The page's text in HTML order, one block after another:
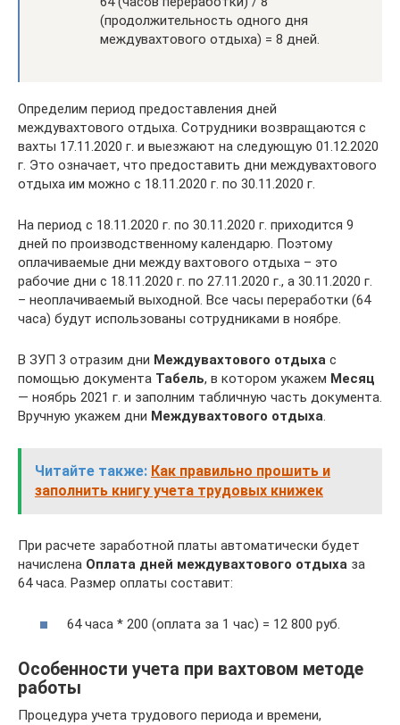
(продолжительность одного дня
междувахтового отдыха) = 8 дней.
Определим период предоставления дней
междувахтового отдыха. Сотрудники возвращаются с
вахты 17.11.2020 г. и выезжают на следующую 01.12.2020
г. Это означает, что предоставить дни междувахтового
отдыха им можно с 18.11.2020 г. по 30.11.2020 г.
На период с 18.11.2020 г. по 30.11.2020 г. приходится 9
дней по производственному календарю. Поэтому
оплачиваемые дни между вахтового отдыха – это
рабочие дни с 18.11.2020 г. по 27.11.2020 г., а 30.11.2020 г.
– неоплачиваемый выходной. Все часы переработки (64
часа) будут использованы сотрудниками в ноябре.
В ЗУП 3 отразим дни Междувахтового отдыха с
помощью документа Табель, в котором укажем Месяц
— ноябрь 2021 г. и заполним табличную часть документа.
Вручную укажем дни Междувахтового отдыха
Читайте также: Как правильно прошить и
заполнить книгу учета трудовых книжек
При расчете заработной платы автоматически будет
начислена Оплата дней междувахтового отдыха за
64 часа. Размер оплаты составит:
64 часа * 200 (оплата за 1 час) = 12 800 руб.
Особенности учета при вахтовом методе
работы
Процедура учета трудового периода и времени,